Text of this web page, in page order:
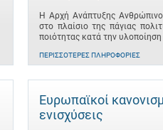
Η Αρχή Ανάπτυξης
στο πλαίσιο της πάγιας
ποιότητας κατά την
ΠΕΡΙΣΣΌΤΕΡΕΣ ΠΛΗΡΟΦΟΡΊΕΣ
Ευρωπαϊκοί
ενισχύσεις